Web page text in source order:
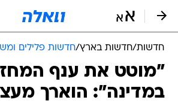
חדשות/חדשות בארץ/חדשות פלילים
"מוטט את ענף
במדינה": הוארך